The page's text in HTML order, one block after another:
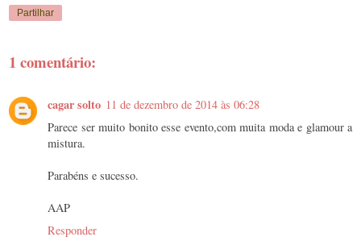
Partilhar
1 comentário:
cagar solto 11 de dezembro de 2014 às 06:28
Parece ser muito bonito esse evento,com muita moda e glamour a
mistura.
Parabéns e sucesso.
AAP
Responder